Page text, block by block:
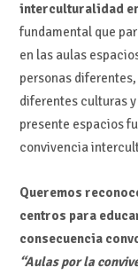
interculturalidad
fundamental que
en las aulas
personas
diferentes culturas
presente espacios
convivencia
Queremos
centros para
consecuencia
“Aulas por la